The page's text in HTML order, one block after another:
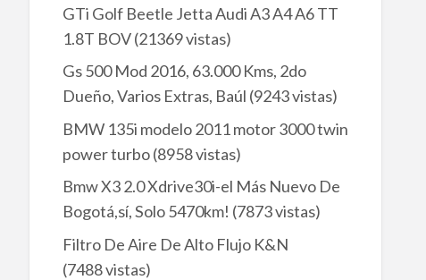
GTi Golf Beetle Jetta Audi A3 A4 A6 TT
1.8T BOV(21369 vistas)
Gs 500 Mod 2016, 63.000 Kms, 2do
Dueño, Varios Extras, Baúl (9243 vistas)
BMW 135i modelo 2011 motor 3000 twin
power turbo(8958 vistas)
Bmw X3 2.0 Xdrive30i-el Más Nuevo De
Bogotá,sí, Solo 5470km! (7873 vistas)
Filtro De Aire De Alto Flujo K&N
(7488 vistas)